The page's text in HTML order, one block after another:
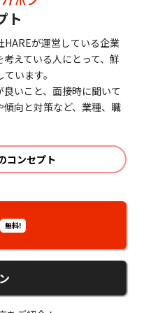
ト
が運営している企業
えている人にとって、鮮
います。
いこと、面接時に聞いて
向と対策など、業種、職
コンセプト
無料!